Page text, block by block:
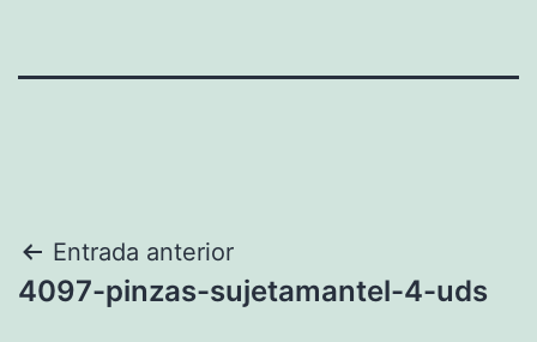
Navegación
de
Entrada anterior
4097-pinzas-sujetamantel-4-uds